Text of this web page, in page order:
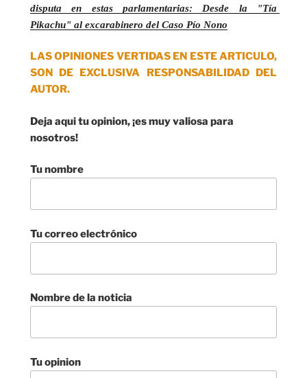
disputa en estas parlamentarias: Desde la "Tía
Pikachu" al excarabinero del Caso Pío Nono
LAS OPINIONES VERTIDAS EN ESTE ARTICULO,
SON DE EXCLUSIVA RESPONSABILIDAD DEL
AUTOR.
Deja aqui tu opinion, ¡es muy valiosa para
nosotros!
Tu nombre
Tu correo electrónico
Nombre de la noticia
Tu opinion